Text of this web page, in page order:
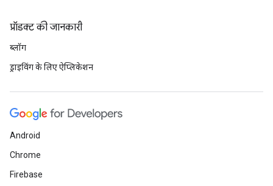
प्रॉडक्ट की जानकारी
ब्लॉग
ड्राइविंग के लिए ऐप्लिकेशन
Android
Chrome
Firebase